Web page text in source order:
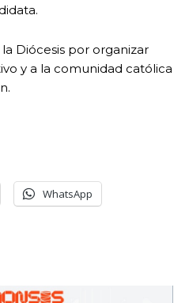
Diócesis por organizar
y a la comunidad católica
WhatsApp